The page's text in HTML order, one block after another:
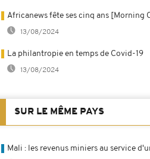
Africanews fête ses cinq ans [Morning
13/08/2024
La philantropie en temps de Covid-19
13/08/2024
SUR LE MÊME PAYS
Mali : les revenus miniers au service